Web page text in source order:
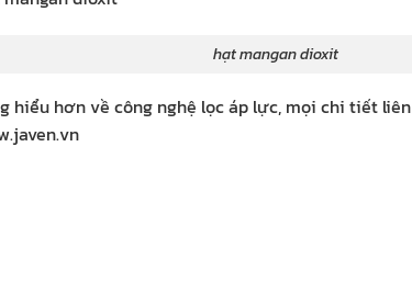
hạt mangan dioxit
hiểu hơn về công nghệ lọc áp lực, mọi chi tiết